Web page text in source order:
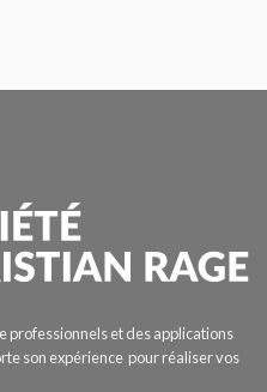
professionnels et des applications
son expérience pour réaliser vos